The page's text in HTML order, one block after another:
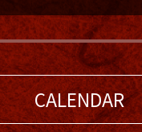
CALENDAR